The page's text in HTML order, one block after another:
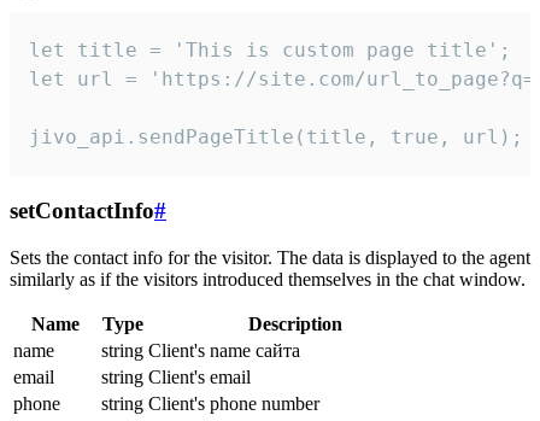
let title = 'This is custom page title';
let url = 'https://site.com/
jivo_api.sendPageTitle(title, true, url);
setContactInfo#
Sets the contact info for the visitor. The data is displayed to the agent
similarly as if the visitors introduced themselves in the chat window.
Name Type
Description
name
string Client's name сайта
email
string Client's email
phone
string Client's phone number